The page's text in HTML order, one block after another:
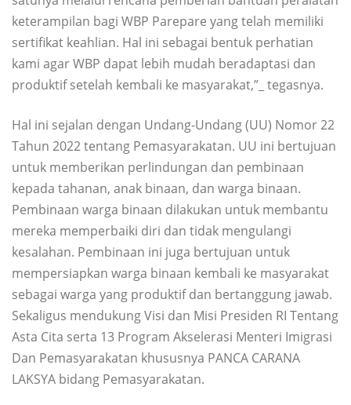
keterampilan bagi WBP Parepare yang telah memiliki
sertifikat keahlian. Hal ini sebagai bentuk perhatian
kami agar WBP dapat lebih mudah beradaptasi dan
produktif setelah kembali ke masyarakat,”_ tegasnya.
Hal ini sejalan dengan Undang-Undang (UU) Nomor 22
Tahun 2022 tentang Pemasyarakatan. UU ini bertujuan
untuk memberikan perlindungan dan pembinaan
kepada tahanan, anak binaan, dan warga binaan.
Pembinaan warga binaan dilakukan untuk membantu
mereka memperbaiki diri dan tidak mengulangi
kesalahan. Pembinaan ini juga bertujuan untuk
mempersiapkan warga binaan kembali ke masyarakat
sebagai warga yang produktif dan bertanggung jawab.
Sekaligus mendukung Visi dan Misi Presiden RI Tentang
Asta Cita serta 13 Program Akselerasi Menteri Imigrasi
Dan Pemasyarakatan khususnya PANCA CARANA
LAKSYA bidang Pemasyarakatan.